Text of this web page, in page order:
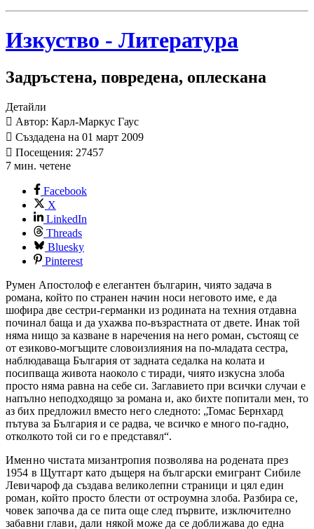
Изкуство - Литература
Задръстена, повредена, оплескана
Детайли
Автор: Карл-Маркус Гаус
Създадена на 01 март 2009
Посещения: 27457
7 мин. четене
Facebook
X
LinkedIn
Threads
Bluesky
Pinterest
Румен Апостолоф е елегантен българин, чиято задача в
романа, който по странен начин носи неговото име, е да
шофира две сестри-германки из родината на техния отдавна
починал баща и да ухажва по-възрастната от двете. Инак той
няма нищо за казване в наречения на него роман, състоящ се
от езиково-могъщите словоизлияния на по-младата сестра,
наблюдаваща България от задната седалка на колата и
посипваща живота наоколо с тиради, чиято изкусна злоба
просто няма равна на себе си. Заглавието при всички случаи е
напълно неподходящо за романа и, ако бихте попитали мен, то
аз бих предложил вместо него следното: „Томас Бернхард
пътува за България и се радва, че всичко е много по-гадно,
отколкото той си го е представял“.
Именно чистата мизантропия позволява на родената през
1954 в Щутгарт като дъщеря на български емигрант Сибиле
Левичароф да създава великолепни страници и цял един
роман, който просто блести от остроумна злоба. Разбира се,
човек започва да се пита още след първите, изключително
забавни глави, дали някой може да се доближава до една